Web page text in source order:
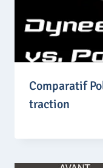
Comparatif
traction